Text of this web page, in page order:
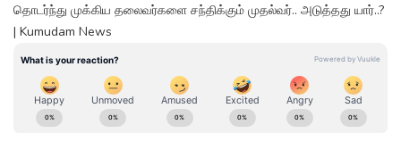
தொடர்ந்து முக்கிய தலைவர்களை சந்திக்கும் முதல்வர்.. அடுத்தது யார்..?
| Kumudam News